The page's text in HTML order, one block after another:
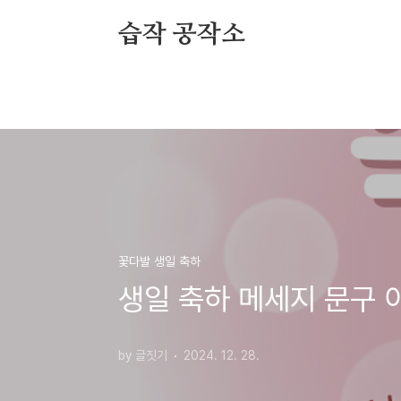
습작 공작소
꽃다발 생일 축하
생일 축하 메세지 문구
by 글짓기 2024. 12. 28.